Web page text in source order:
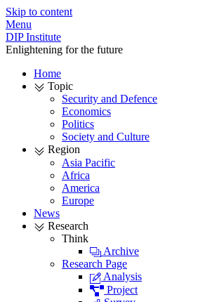
Skip to content
Menu
DIP Institute
Enlightening for the future
Home
Topic
Security and Defence
Economics
Politics
Society and Culture
Region
Asia Pacific
Africa
America
Europe
News
Research
Think
Archive
Research Page
Analysis
Project